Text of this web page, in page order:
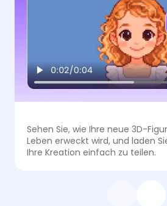
Sehen Sie, wie Ihre neue 3D-
Leben erweckt wird, und laden
Ihre Kreation einfach zu teilen.